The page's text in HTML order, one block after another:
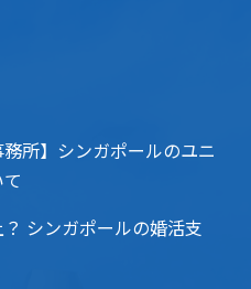
務所】シンガポールのユニ
シンガポールの婚活支